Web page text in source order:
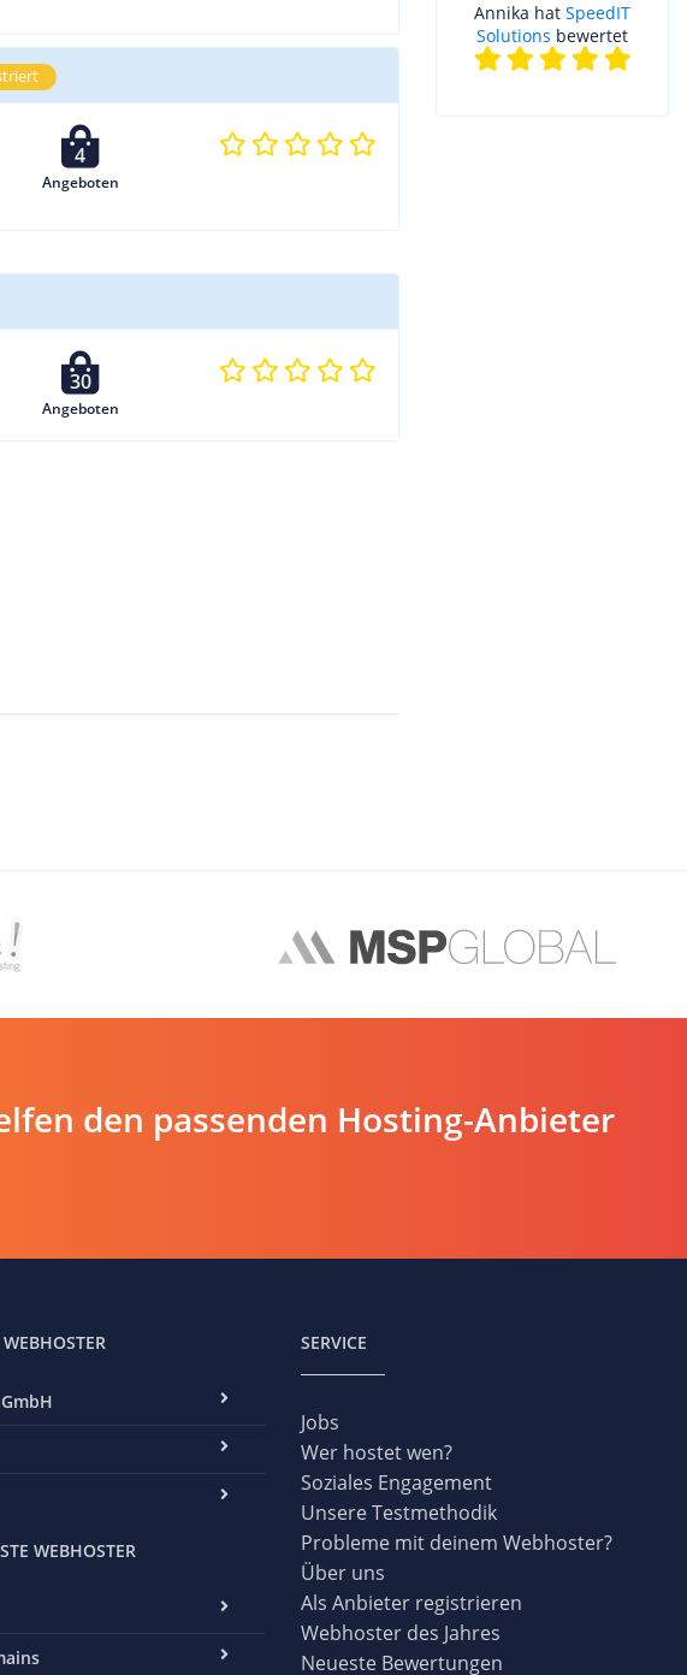
4
Angeboten
30
Angeboten
Annika hat SpeedIT
Solutions bewertet
den passenden Hosting-Anbieter
WEBHOSTER
SERVICE
Jobs
Wer hostet wen?
Soziales Engagement
Unsere Testmethodik
Probleme mit deinem Webhoster?
Über uns
Als Anbieter registrieren
Webhoster des Jahres
Neueste Bewertungen